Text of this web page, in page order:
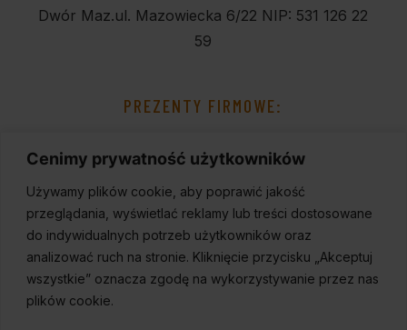
Cenimy prywatność użytkowników
Używamy plików cookie, aby poprawić jakość
przeglądania, wyświetlać reklamy lub treści dostosowane
do indywidualnych potrzeb użytkowników oraz
analizować ruch na stronie. Kliknięcie przycisku „Akceptuj
wszystkie” oznacza zgodę na wykorzystywanie przez nas
plików cookie.
Dwór Maz.ul. Mazowiecka 6/22 NIP: 531 126 22
59
PREZENTY FIRMOWE: